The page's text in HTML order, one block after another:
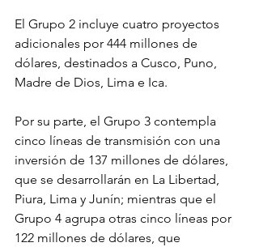
El Grupo 2 incluye cuatro proyectos
adicionales por 444 millones de
dólares, destinados a Cusco, Puno,
Madre de Dios, Lima e Ica.
Por su parte, el Grupo 3 contempla
cinco líneas de transmisión con una
inversión de 137 millones de dólares,
que se desarrollarán en La Libertad,
Piura, Lima y Junín; mientras que el
Grupo 4 agrupa otras cinco líneas por
122 millones de dólares, que